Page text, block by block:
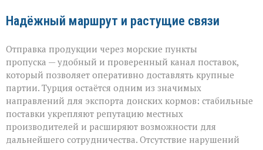
Надёжный маршрут и растущие связи
Отправка продукции через морские пункты
пропуска — удобный и проверенный канал поставок,
который позволяет оперативно доставлять крупные
партии. Турция остаётся одним из значимых
направлений для экспорта донских кормов: стабильные
поставки укрепляют репутацию местных
производителей и расширяют возможности для
дальнейшего сотрудничества. Отсутствие нарушений